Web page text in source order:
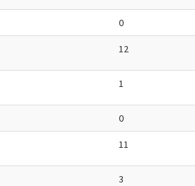
0
12
1
0
11
3